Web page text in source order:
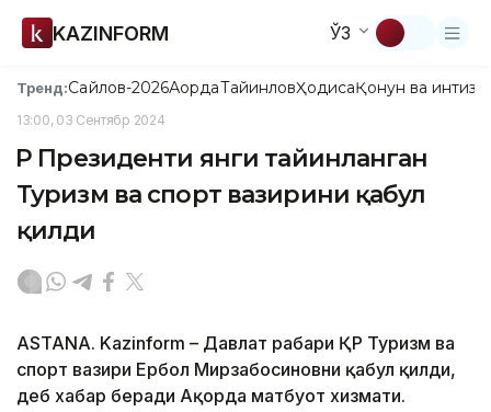
KAZINFORM ЎЗ
Тренд:Сайлов-2026АқордаТайинловҲодисаҚонун ва
13:00, 03 Сентябр 2024
ҚР Президенти янги тайинланган
Туризм ва спорт вазирини қабул
қилди
ASTANA. Kazinform – Давлат раҳбари ҚР Туризм ва
спорт вазири Ербол Мирзабосиновни қабул қилди,
деб хабар беради Ақорда матбуот хизмати.